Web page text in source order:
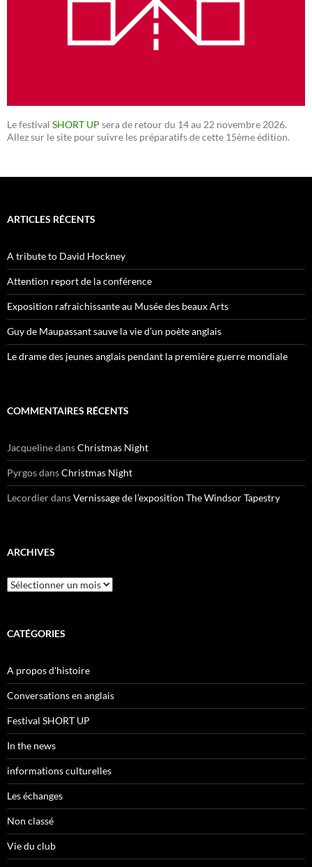
Le festival SHORT UP sera de retour du 14 au 22 novembre 2026.
Allez sur le site pour suivre les préparatifs de cette 15ème édition.
ARTICLES RÉCENTS
A tribute to David Hockney
Attention report de la conférence
Exposition rafraichissante au Musée des beaux Arts
Guy de Maupassant sauve la vie d’un poète anglais
Le drame des jeunes anglais pendant la première guerre mondiale
COMMENTAIRES RÉCENTS
JacquelinedansChristmas Night
PyrgosdansChristmas Night
LecordierdansVernissage de l’exposition The Windsor Tapestry
ARCHIVES
Archives
CATÉGORIES
A propos d'histoire
Conversations en anglais
Festival SHORT UP
In the news
informations culturelles
Les échanges
Non classé
Vie du club